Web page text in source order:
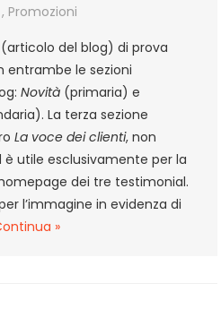
, Promozioni
del blog) di prova
entrambe le sezioni
Novità (primaria) e
La terza sezione
La voce dei clienti, non
è utile esclusivamente per la
dei tre testimonial.
l’immagine in evidenza di
»